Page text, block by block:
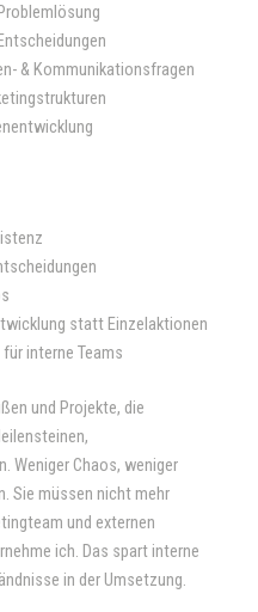
& Kommunikationsfragen
statt Einzelaktionen
interne Teams
und Projekte, die
Weniger Chaos, weniger
Sie müssen nicht mehr
und externen
ich. Das spart interne
in der Umsetzung.